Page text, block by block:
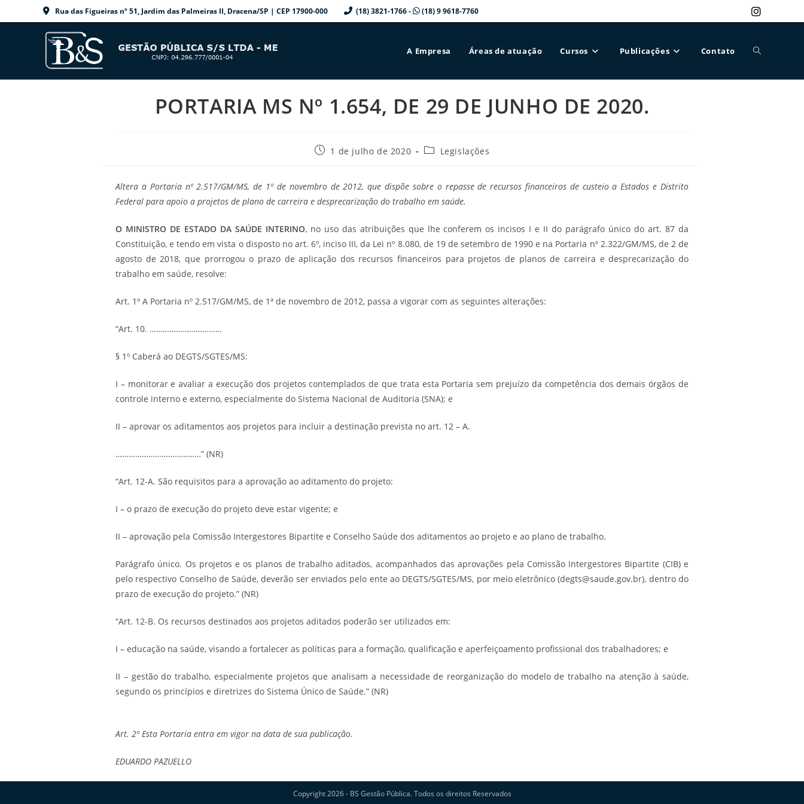
para
Rua das Figueiras nº 51, Jardim das Palmeiras II, Dracena/SP | CEP 17900-000 (18) 3821-1766 - (18) 9 9618-7760
A Empresa Áreas de atuação Cursos Publicações Contato Alternar
PORTARIA MS Nº 1.654, DE 29 DE JUNHO DE 2020.
Post1 de julho de 2020
Categoria
Legislações
Altera a Portaria nº 2.517/GM/MS, de 1º de novembro de 2012, que dispõe sobre o repasse de recursos financeiros de custeio a Estados e Distrito
Federal para apoio a projetos de plano de carreira e desprecarização do trabalho em saúde.
O MINISTRO DE ESTADO DA SAÚDE INTERINO, no uso das atribuições que lhe conferem os incisos I e II do parágrafo único do art. 87 da
Constituição, e tendo em vista o disposto no art. 6º, inciso III, da Lei nº 8.080, de 19 de setembro de 1990 e na Portaria nº 2.322/GM/MS, de 2 de
agosto de 2018, que prorrogou o prazo de aplicação dos recursos financeiros para projetos de planos de carreira e desprecarização do
trabalho em saúde, resolve:
Art. 1º A Portaria nº 2.517/GM/MS, de 1ª de novembro de 2012, passa a vigorar com as seguintes alterações:
“Art. 10. ……………………………
§ 1º Caberá ao DEGTS/SGTES/MS:
I – monitorar e avaliar a execução dos projetos contemplados de que trata esta Portaria sem prejuízo da competência dos demais órgãos de
controle interno e externo, especialmente do Sistema Nacional de Auditoria (SNA); e
II – aprovar os aditamentos aos projetos para incluir a destinação prevista no art. 12 – A.
…………………………………” (NR)
“Art. 12-A. São requisitos para a aprovação ao aditamento do projeto:
I – o prazo de execução do projeto deve estar vigente; e
II – aprovação pela Comissão Intergestores Bipartite e Conselho Saúde dos aditamentos ao projeto e ao plano de trabalho.
Parágrafo único. Os projetos e os planos de trabalho aditados, acompanhados das aprovações pela Comissão Intergestores Bipartite (CIB) e
pelo respectivo Conselho de Saúde, deverão ser enviados pelo ente ao DEGTS/SGTES/MS, por meio eletrônico (degts@saude.gov.br), dentro do
prazo de execução do projeto.” (NR)
“Art. 12-B. Os recursos destinados aos projetos aditados poderão ser utilizados em:
I – educação na saúde, visando a fortalecer as políticas para a formação, qualificação e aperfeiçoamento profissional dos trabalhadores; e
II – gestão do trabalho, especialmente projetos que analisam a necessidade de reorganização do modelo de trabalho na atenção à saúde,
segundo os princípios e diretrizes do Sistema Único de Saúde.” (NR)
Art. 2º Esta Portaria entra em vigor na data de sua publicação.
EDUARDO PAZUELLO
Copyright 2026 - BS Gestão Pública. Todos os direitos Reservados